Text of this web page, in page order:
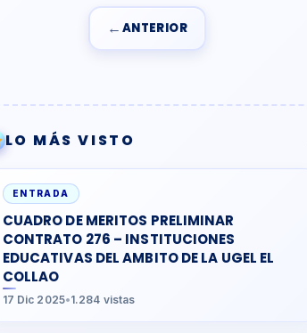
← ANTERIOR
LO MÁS VISTO
ENTRADA
CUADRO DE MERITOS PRELIMINAR
CONTRATO 276 – INSTITUCIONES
EDUCATIVAS DEL AMBITO DE LA UGEL EL
COLLAO
17 Dic 2025•1.284 vistas